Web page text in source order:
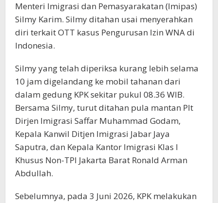
Menteri Imigrasi dan Pemasyarakatan (Imipas)
Silmy Karim. Silmy ditahan usai menyerahkan
diri terkait OTT kasus Pengurusan Izin WNA di
Indonesia.
Silmy yang telah diperiksa kurang lebih selama
10 jam digelandang ke mobil tahanan dari
dalam gedung KPK sekitar pukul 08.36 WIB.
Bersama Silmy, turut ditahan pula mantan Plt
Dirjen Imigrasi Saffar Muhammad Godam,
Kepala Kanwil Ditjen Imigrasi Jabar Jaya
Saputra, dan Kepala Kantor Imigrasi Klas I
Khusus Non-TPI Jakarta Barat Ronald Arman
Abdullah.
Sebelumnya, pada 3 Juni 2026, KPK melakukan